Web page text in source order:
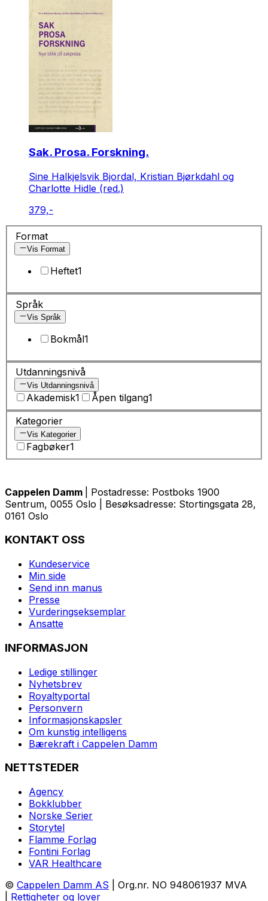
Sak. Prosa. Forskning.
Sine Halkjelsvik Bjordal, Kristian Bjørkdahl og
Charlotte Hidle (red.)
379,-
Format
Vis Format
Heftet1
Språk
Vis Språk
Bokmål1
Utdanningsnivå
Vis Utdanningsnivå
Akademisk1 Åpen tilgang1
Kategorier
Vis Kategorier
Fagbøker1
Cappelen Damm
| Postadresse: Postboks 1900
Sentrum, 0055 Oslo | Besøksadresse: Stortingsgata 28,
0161 Oslo
KONTAKT OSS
Kundeservice
Min side
Send inn manus
Presse
Vurderingseksemplar
Ansatte
INFORMASJON
Ledige stillinger
Nyhetsbrev
Royaltyportal
Personvern
Informasjonskapsler
Om kunstig intelligens
Bærekraft i Cappelen Damm
NETTSTEDER
Agency
Bokklubber
Norske Serier
Storytel
Flamme Forlag
Fontini Forlag
VAR Healthcare
© Cappelen Damm AS | Org.nr. NO 948061937 MVA
Rettigheter og lover